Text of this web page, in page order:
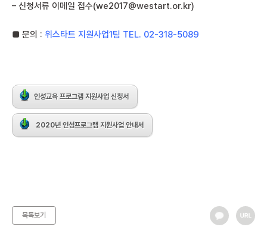
– 신청서류 이메일 접수(we2017@westart.or.kr)
■ 문의 : 위스타트 지원사업1팀 TEL. 02-318-5089
인성교육 프로그램 지원사업 신청서
2020년 인성프로그램 지원사업 안내서
목록보기